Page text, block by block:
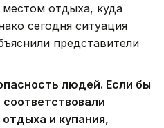
отдыха, куда
сегодня ситуация
представители
людей. Если бы
и купания,